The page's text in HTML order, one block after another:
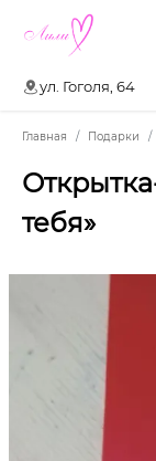
ул. Гоголя, 64
Главная Подарки
тебя»